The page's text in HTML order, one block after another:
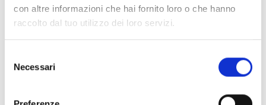
con altre informazioni che hai fornito loro o che hanno
raccolto dal tuo utilizzo dei loro servizi.
delNecessari
IFAMFFT
Módulo para la gestión de los